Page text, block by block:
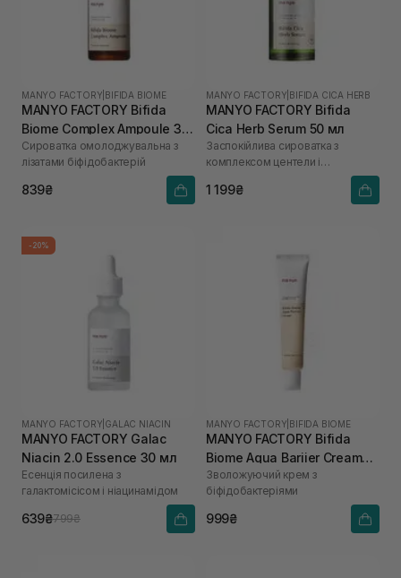
MANYO FACTORY BIFIDA BIOME
MANYO FACTORY Bifida
Biome Complex Ampoule 30
мл
Сироватка омолоджувальна з
лізатами біфідобактерій
839₴
MANYO FACTORY BIFIDA CICA HERB
MANYO FACTORY Bifida
Cica Herb Serum 50 мл
Заспокійлива сироватка з
комплексом центели і
1 199₴
-20%
MANYO FACTORY GALAC NIACIN
MANYO FACTORY Galac
Niacin 2.0 Essence 30 мл
Есенція посилена з
галактомісісом і ніацинамідом
639₴799₴
MANYO FACTORY BIFIDA BIOME
MANYO FACTORY Bifida
Biome Aqua Bariier Cream
80 мл
Зволожуючий крем з
біфідобактеріями
999₴